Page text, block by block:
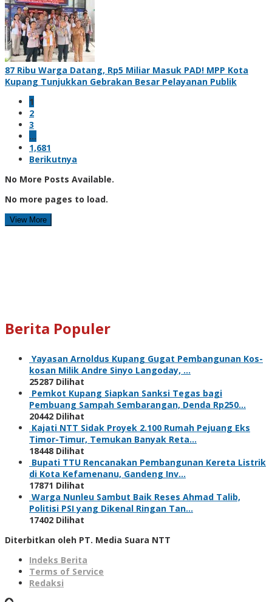
87 Ribu Warga Datang, Rp5 Miliar Masuk PAD! MPP Kota
Kupang Tunjukkan Gebrakan Besar Pelayanan Publik
1
2
3
…
1,681
Berikutnya
No More Posts Available.
No more pages to load.
View More
Berita Populer
Yayasan Arnoldus Kupang Gugat Pembangunan Kos-
kosan Milik Andre Sinyo Langoday, …
25287 Dilihat
Pemkot Kupang Siapkan Sanksi Tegas bagi
Pembuang Sampah Sembarangan, Denda Rp250…
20442 Dilihat
Kajati NTT Sidak Proyek 2.100 Rumah Pejuang Eks
Timor-Timur, Temukan Banyak Reta…
18448 Dilihat
Bupati TTU Rencanakan Pembangunan Kereta Listrik
di Kota Kefamenanu, Gandeng Inv…
17871 Dilihat
Warga Nunleu Sambut Baik Reses Ahmad Talib,
Politisi PSI yang Dikenal Ringan Tan…
17402 Dilihat
Diterbitkan oleh PT. Media Suara NTT
Indeks Berita
Terms of Service
Redaksi